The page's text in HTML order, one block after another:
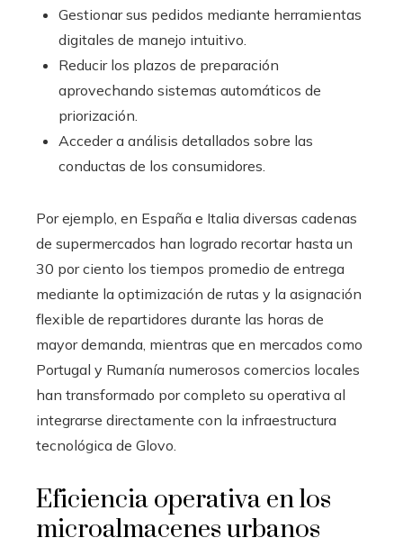
Gestionar sus pedidos mediante herramientas
digitales de manejo intuitivo.
Reducir los plazos de preparación
aprovechando sistemas automáticos de
priorización.
Acceder a análisis detallados sobre las
conductas de los consumidores.
Por ejemplo, en España e Italia diversas cadenas
de supermercados han logrado recortar hasta un
30 por ciento los tiempos promedio de entrega
mediante la optimización de rutas y la asignación
flexible de repartidores durante las horas de
mayor demanda, mientras que en mercados como
Portugal y Rumanía numerosos comercios locales
han transformado por completo su operativa al
integrarse directamente con la infraestructura
tecnológica de Glovo.
Eficiencia operativa en los
microalmacenes urbanos